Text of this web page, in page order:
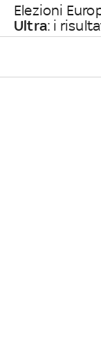
Elezioni
Ultra: i